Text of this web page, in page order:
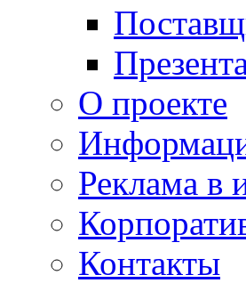
О проекте
Реклама в
Контакты